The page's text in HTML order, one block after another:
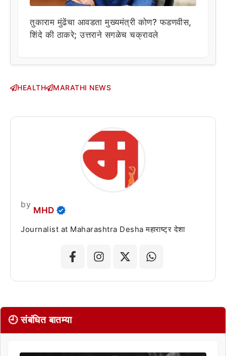
तुकाराम मुंढेंचा आवडता मुख्यमंत्री कोण? फडणवीस,
शिंदे की ठाकरे; उत्तराने सगळेच चक्रावले
HEALTH MARATHI NEWS
by
MHD
Journalist at Maharashtra Desha महाराष्ट्र देशा
🕘 संबंधित बातम्या